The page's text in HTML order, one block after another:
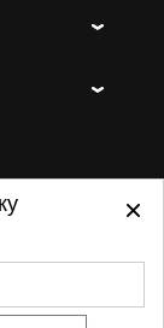
права